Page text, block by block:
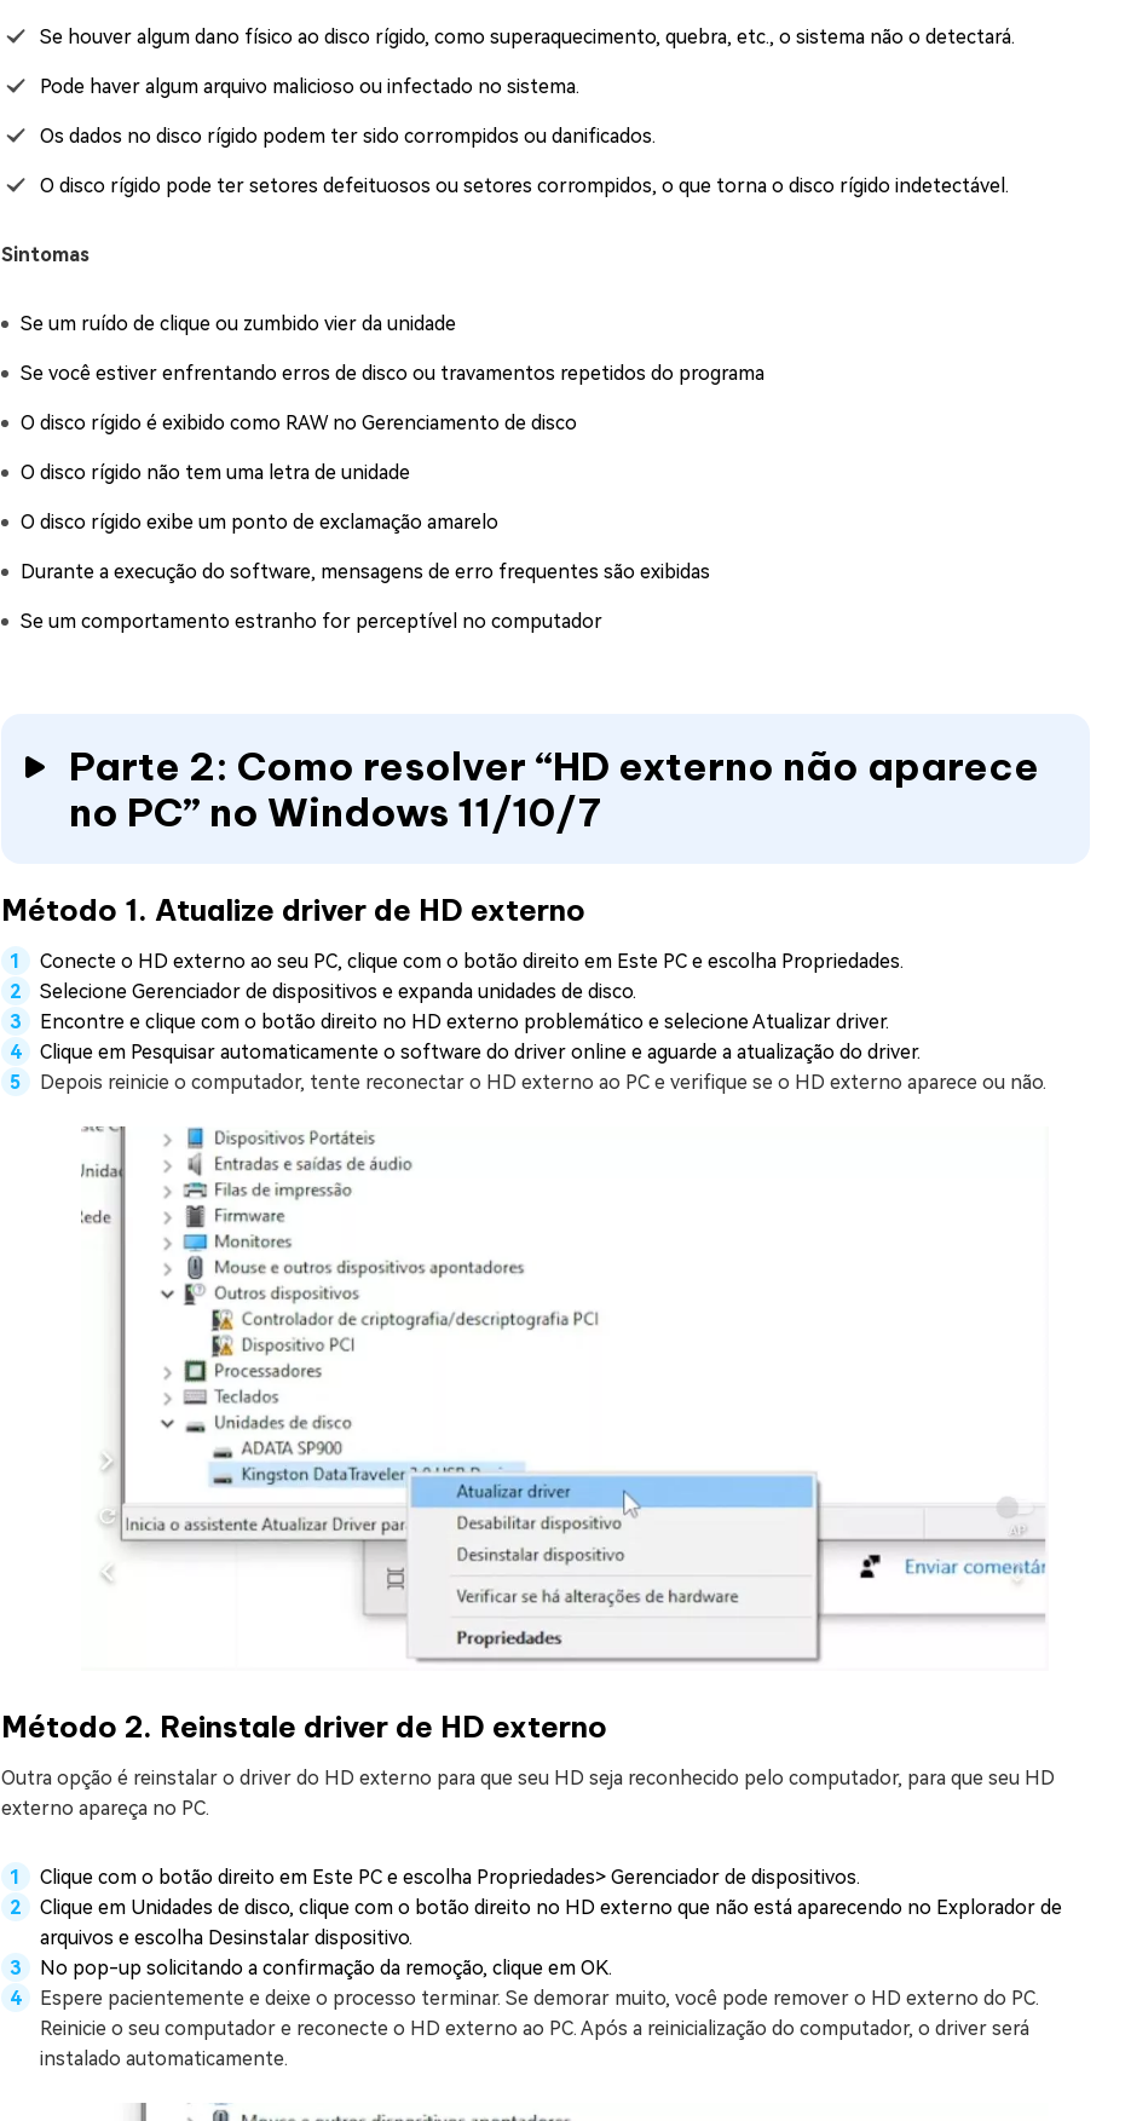
Se houver algum dano físico ao disco rígido, como superaquecimento, quebra, etc., o sistema não o detectará.
Pode haver algum arquivo malicioso ou infectado no sistema.
Os dados no disco rígido podem ter sido corrompidos ou danificados.
O disco rígido pode ter setores defeituosos ou setores corrompidos, o que torna o disco rígido indetectável.
Sintomas
Se um ruído de clique ou zumbido vier da unidade
Se você estiver enfrentando erros de disco ou travamentos repetidos do programa
O disco rígido é exibido como RAW no Gerenciamento de disco
O disco rígido não tem uma letra de unidade
O disco rígido exibe um ponto de exclamação amarelo
Durante a execução do software, mensagens de erro frequentes são exibidas
Se um comportamento estranho for perceptível no computador
Parte 2: Como resolver “HD externo não aparece
no PC” no Windows 11/10/7
Método 1. Atualize driver de HD externo
Conecte o HD externo ao seu PC, clique com o botão direito em Este PC e escolha Propriedades.
Selecione Gerenciador de dispositivos e expanda unidades de disco.
Encontre e clique com o botão direito no HD externo problemático e selecione Atualizar driver.
Clique em Pesquisar automaticamente o software do driver online e aguarde a atualização do driver.
Depois reinicie o computador, tente reconectar o HD externo ao PC e verifique se o HD externo aparece ou não.
Método 2. Reinstale driver de HD externo
Outra opção é reinstalar o driver do HD externo para que seu HD seja reconhecido pelo computador, para que seu HD
externo apareça no PC.
Clique com o botão direito em Este PC e escolha Propriedades> Gerenciador de dispositivos.
Clique em Unidades de disco, clique com o botão direito no HD externo que não está aparecendo no Explorador de
arquivos e escolha Desinstalar dispositivo.
No pop-up solicitando a confirmação da remoção, clique em OK.
Espere pacientemente e deixe o processo terminar. Se demorar muito, você pode remover o HD externo do PC.
Reinicie o seu computador e reconecte o HD externo ao PC. Após a reinicialização do computador, o driver será
instalado automaticamente.